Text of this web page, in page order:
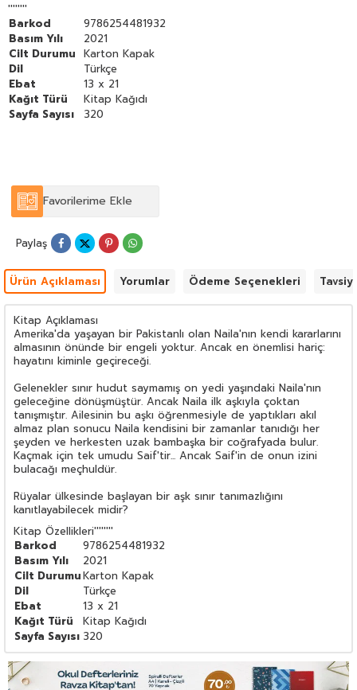
''''''''
Barkod
9786254481932
Basım Yılı
2021
Cilt Durumu Karton Kapak
Dil
Türkçe
Ebat
13 x 21
Kağıt Türü
Kitap Kağıdı
Sayfa Sayısı
320
Favorilerime Ekle
Paylaş
Ürün Açıklaması Yorumlar Ödeme Seçenekleri
Kitap Açıklaması
Amerika'da yaşayan bir Pakistanlı olan Naila'nın kendi kararlarını
almasının önünde bir engeli yoktur. Ancak en önemlisi hariç:
hayatını kiminle geçireceği.
Gelenekler sınır hudut saymamış on yedi yaşındaki Naila'nın
geleceğine dönüşmüştür. Ancak Naila ilk aşkıyla çoktan
tanışmıştır. Ailesinin bu aşkı öğrenmesiyle de yaptıkları akıl
almaz plan sonucu Naila kendisini bir zamanlar tanıdığı her
şeyden ve herkesten uzak bambaşka bir coğrafyada bulur.
Kaçmak için tek umudu Saif'tir... Ancak Saif'in de onun izini
bulacağı meçhuldür.
Rüyalar ülkesinde başlayan bir aşk sınır tanımazlığını
kanıtlayabilecek midir?
Kitap Özellikleri''''''''
Barkod
9786254481932
Basım Yılı
2021
Cilt DurumuKarton Kapak
Dil
Türkçe
Ebat
13 x 21
Kağıt Türü
Kitap Kağıdı
Sayfa Sayısı 320